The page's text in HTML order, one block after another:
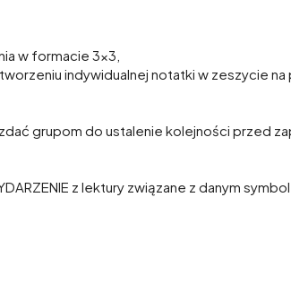
w formacie 3×3,
indywidualnej notatki w zeszycie
grupom do ustalenie kolejności przed
z lektury związane z danym